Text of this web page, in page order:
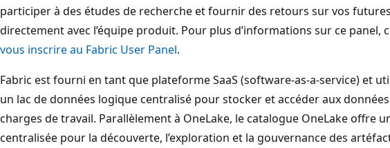
participer à des études de recherche et fournir des retours sur vos
directement avec l’équipe produit. Pour plus d’informations sur ce panel,
vous inscrire au Fabric User Panel.
Fabric est fourni en tant que plateforme SaaS (software-as-a-service) et
un lac de données logique centralisé pour stocker et accéder aux
charges de travail. Parallèlement à OneLake, le catalogue OneLake offre
centralisée pour la découverte, l’exploration et la gouvernance des